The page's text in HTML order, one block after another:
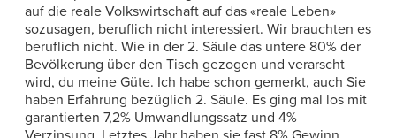
auf die reale Volkswirtschaft auf das «reale Leben»
sozusagen, beruflich nicht interessiert. Wir brauchten es
beruflich nicht. Wie in der 2. Säule das untere 80% der
Bevölkerung über den Tisch gezogen und verarscht
wird, du meine Güte. Ich habe schon gemerkt, auch Sie
haben Erfahrung bezüglich 2. Säule. Es ging mal los mit
garantierten 7,2% Umwandlungssatz und 4%